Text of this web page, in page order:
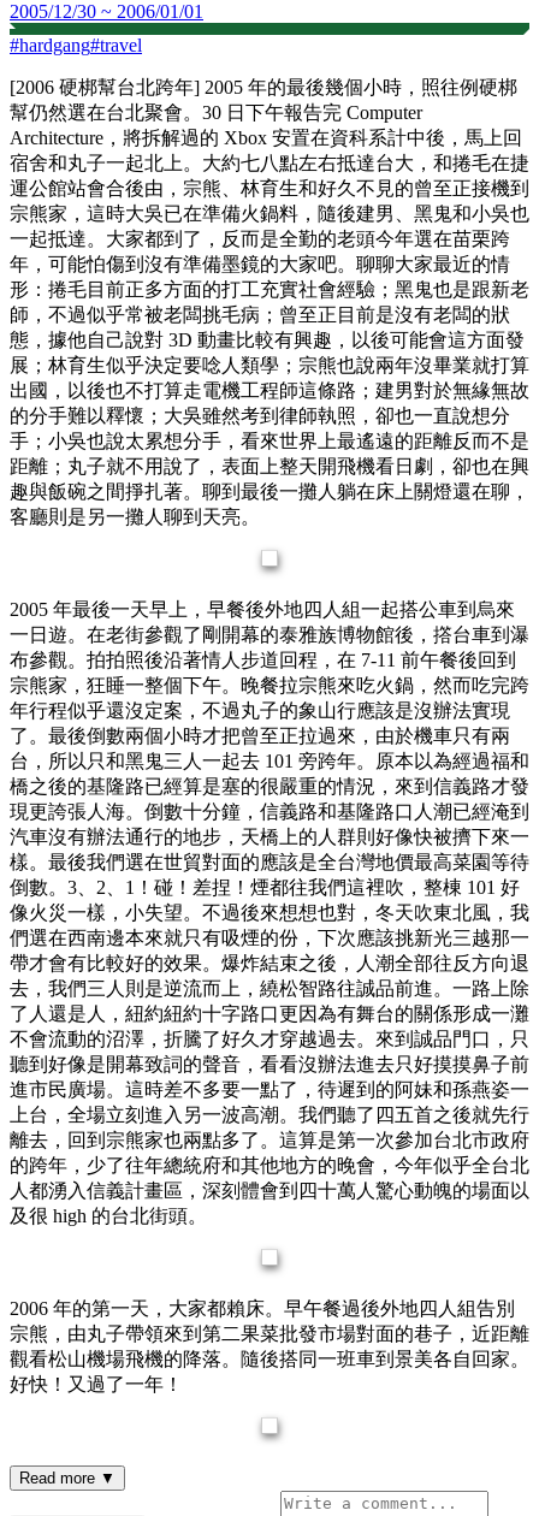
2005/12/30 ~ 2006/01/01
#hardgang#travel
[2006 硬梆幫台北跨年] 2005 年的最後幾個小時，照往例硬梆
幫仍然選在台北聚會。30 日下午報告完 Computer
Architecture，將拆解過的 Xbox 安置在資科系計中後，馬上回
宿舍和丸子一起北上。大約七八點左右抵達台大，和捲毛在捷
運公館站會合後由，宗熊、林育生和好久不見的曾至正接機到
宗熊家，這時大吳已在準備火鍋料，隨後建男、黑鬼和小吳也
一起抵達。大家都到了，反而是全勤的老頭今年選在苗栗跨
年，可能怕傷到沒有準備墨鏡的大家吧。聊聊大家最近的情
形：捲毛目前正多方面的打工充實社會經驗；黑鬼也是跟新老
師，不過似乎常被老闆挑毛病；曾至正目前是沒有老闆的狀
態，據他自己說對 3D 動畫比較有興趣，以後可能會這方面發
展；林育生似乎決定要唸人類學；宗熊也說兩年沒畢業就打算
出國，以後也不打算走電機工程師這條路；建男對於無緣無故
的分手難以釋懷；大吳雖然考到律師執照，卻也一直說想分
手；小吳也說太累想分手，看來世界上最遙遠的距離反而不是
距離；丸子就不用說了，表面上整天開飛機看日劇，卻也在興
趣與飯碗之間掙扎著。聊到最後一攤人躺在床上關燈還在聊，
客廳則是另一攤人聊到天亮。
2005 年最後一天早上，早餐後外地四人組一起搭公車到烏來
一日遊。在老街參觀了剛開幕的泰雅族博物館後，撘台車到瀑
布參觀。拍拍照後沿著情人步道回程，在 7-11 前午餐後回到
宗熊家，狂睡一整個下午。晚餐拉宗熊來吃火鍋，然而吃完跨
年行程似乎還沒定案，不過丸子的象山行應該是沒辦法實現
了。最後倒數兩個小時才把曾至正拉過來，由於機車只有兩
台，所以只和黑鬼三人一起去 101 旁跨年。原本以為經過福和
橋之後的基隆路已經算是塞的很嚴重的情況，來到信義路才發
現更誇張人海。倒數十分鐘，信義路和基隆路口人潮已經淹到
汽車沒有辦法通行的地步，天橋上的人群則好像快被擠下來一
樣。最後我們選在世貿對面的應該是全台灣地價最高菜園等待
倒數。3、2、1！碰！差捏！煙都往我們這裡吹，整棟 101 好
像火災一樣，小失望。不過後來想想也對，冬天吹東北風，我
們選在西南邊本來就只有吸煙的份，下次應該挑新光三越那一
帶才會有比較好的效果。爆炸結束之後，人潮全部往反方向退
去，我們三人則是逆流而上，繞松智路往誠品前進。一路上除
了人還是人，紐約紐約十字路口更因為有舞台的關係形成一灘
不會流動的沼澤，折騰了好久才穿越過去。來到誠品門口，只
聽到好像是開幕致詞的聲音，看看沒辦法進去只好摸摸鼻子前
進市民廣場。這時差不多要一點了，待遲到的阿妹和孫燕姿一
上台，全場立刻進入另一波高潮。我們聽了四五首之後就先行
離去，回到宗熊家也兩點多了。這算是第一次參加台北市政府
的跨年，少了往年總統府和其他地方的晚會，今年似乎全台北
人都湧入信義計畫區，深刻體會到四十萬人驚心動魄的場面以
及很 high 的台北街頭。
2006 年的第一天，大家都賴床。早午餐過後外地四人組告別
宗熊，由丸子帶領來到第二果菜批發市場對面的巷子，近距離
觀看松山機場飛機的降落。隨後搭同一班車到景美各自回家。
好快！又過了一年！
Read more ▼